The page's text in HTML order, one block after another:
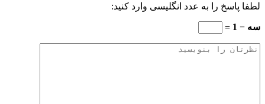
لطفا پاسخ را به عدد انگلیسی وارد کنید:
سه − 1 =